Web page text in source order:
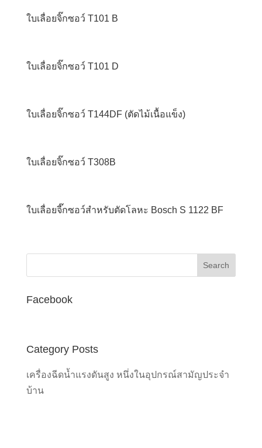
ใบเลื่อยจิ๊กซอว์ T101 B
ใบเลื่อยจิ๊กซอว์ T101 D
ใบเลื่อยจิ๊กซอว์ T144DF (ตัดไม้เนื้อแข็ง)
ใบเลื่อยจิ๊กซอว์ T308B
ใบเลื่อยจี๊กซอว์สำหรับตัดโลหะ Bosch S 1122 BF
Facebook
Category Posts
เครื่องฉีดน้ำแรงดันสูง หนึ่งในอุปกรณ์สามัญประจำ
บ้าน